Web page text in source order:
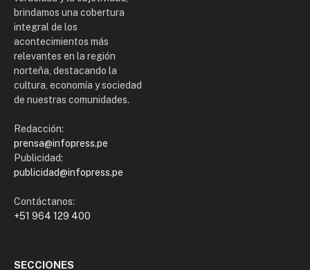
brindamos una cobertura
integral de los
acontecimientos más
relevantes en la región
norteña, destacando la
cultura, economía y sociedad
de nuestras comunidades.
Redacción:
prensa@infopress.pe
Publicidad:
publicidad@infopress.pe
Contáctanos:
+51 964 129 400
SECCIONES